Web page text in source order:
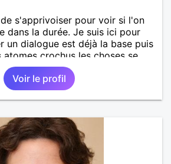
s'apprivoiser pour voir si l'on
dans la durée. Je suis ici pour
un dialogue est déjà la base puis
atomes crochus les choses se
petit à petit normalement.
Voir le profil